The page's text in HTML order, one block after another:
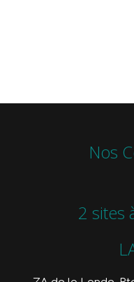
Nos
2 sites